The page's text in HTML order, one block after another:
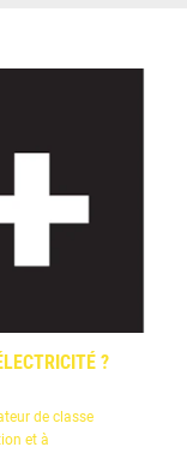
?
de classe
et à